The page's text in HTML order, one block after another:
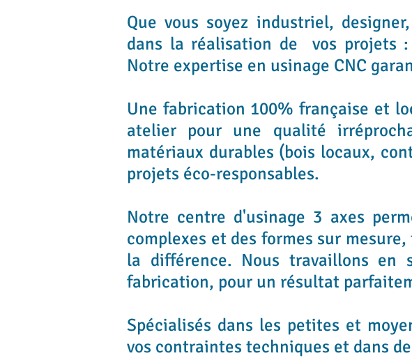
Que vous soyez industriel,
dans la réalisation de vos projets :
Notre expertise en usinage CNC
Une fabrication 100% française et
atelier pour une qualité
matériaux durables (bois locaux,
projets éco-responsables.
Notre centre d'usinage 3 axes
complexes et des formes sur
la différence. Nous travaillons en
fabrication, pour un résultat
Spécialisés dans les petites et
vos contraintes techniques et dans